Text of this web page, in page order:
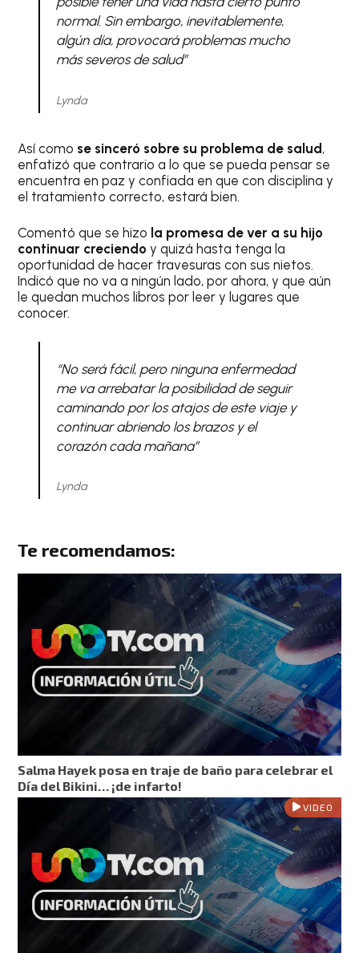
normal. Sin embargo, inevitablemente,
algún día, provocará problemas mucho
más severos de salud”
Lynda
Así como se sinceró sobre su problema de salud,
enfatizó que contrario a lo que se pueda pensar se
encuentra en paz y confiada en que con disciplina y
el tratamiento correcto, estará bien.
Comentó que se hizo la promesa de ver a su hijo
continuar creciendo y quizá hasta tenga la
oportunidad de hacer travesuras con sus nietos.
Indicó que no va a ningún lado, por ahora, y que aún
le quedan muchos libros por leer y lugares que
conocer.
“No será fácil, pero ninguna enfermedad
me va arrebatar la posibilidad de seguir
caminando por los atajos de este viaje y
continuar abriendo los brazos y el
corazón cada mañana”
Lynda
Te recomendamos:
Salma Hayek posa en traje de baño para celebrar el
Día del Bikini… ¡de infarto!
VIDEO